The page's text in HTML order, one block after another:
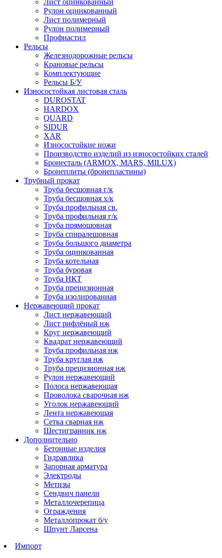
Лист оцинкованный
Рулон оцинкованный
Лист полимерный
Рулон полимерный
Профнастил
Рельсы
Железнодорожные рельсы
Крановые рельсы
Комплектующие
Рельсы Б/У
Износостойкая листовая сталь
DUROSTAT
HARDOX
QUARD
SIDUR
XAR
Износостойкие ножи
Производство изделий из износостойких сталей
Бронесталь (ARMOX, MARS, MILUX)
Бронеплиты (бронепластины)
Трубный прокат
Труба бесшовная г/к
Труба бесшовная х/к
Труба профильная св.
Труба профильная г/к
Труба прямошовная
Труба спиралешовная
Труба большого диаметра
Труба оцинкованная
Труба котельная
Труба буровая
Труба НКТ
Труба прецизионная
Труба изолированная
Нержавеющий прокат
Лист нержавеющий
Лист рифлёный нж
Круг нержавеющий
Квадрат нержавеющий
Труба профильная нж
Труба круглая нж
Труба прецизионная нж
Рулон нержавеющий
Полоса нержавеющая
Проволока сварочная нж
Уголок нержавеющий
Лента нержавеющая
Сетка сварная нж
Шестигранник нж
Дополнительно
Бетонные изделия
Гидравлика
Запорная арматура
Электроды
Метизы
Сендвич панели
Металлочерепица
Ограждения
Металлопрокат б/у
Шпунт Ларсена
Импорт